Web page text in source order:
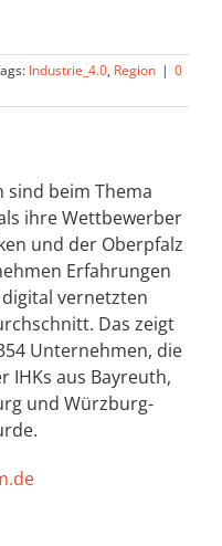
Industrie_4.0, Region | 0
beim Thema
ihre Wettbewerber
und der Oberpfalz
Erfahrungen
vernetzten
Das zeigt
Unternehmen, die
IHKs aus Bayreuth,
und Würzburg-